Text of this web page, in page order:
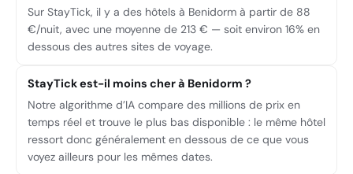
Sur StayTick, il y a des hôtels à Benidorm à partir de 88
€/nuit, avec une moyenne de 213 € — soit environ 16% en
dessous des autres sites de voyage.
StayTick est-il moins cher à Benidorm ?
Notre algorithme d’IA compare des millions de prix en
temps réel et trouve le plus bas disponible : le même hôtel
ressort donc généralement en dessous de ce que vous
voyez ailleurs pour les mêmes dates.